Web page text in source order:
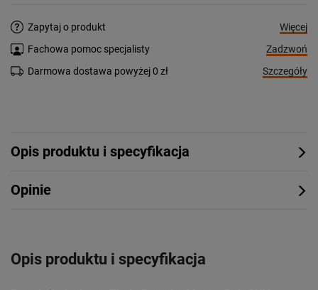
Zapytaj o produkt
Więcej
Fachowa pomoc specjalisty
Zadzwoń
Darmowa dostawa powyżej 0 zł
Szczegóły
Opis produktu i specyfikacja
Opinie
Opis produktu i specyfikacja